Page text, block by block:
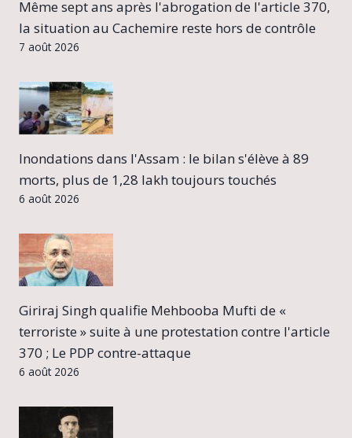
Même sept ans après l'abrogation de l'article 370,
la situation au Cachemire reste hors de contrôle
7 août 2026
Inondations dans l'Assam : le bilan s'élève à 89
morts, plus de 1,28 lakh toujours touchés
6 août 2026
Giriraj Singh qualifie Mehbooba Mufti de «
terroriste » suite à une protestation contre l'article
370 ; Le PDP contre-attaque
6 août 2026